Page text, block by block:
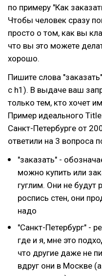
по примеру "Как
Чтобы человек сразу
просто о том, как вы
что вы это можете
хорошо.
Пишите слова
с h1). В выдаче ваш
только тем, кто хочет
Пример идеального
Санкт-Петербурге от
ответили на 3 вопроса
"заказать" -
можно купить или
гуглим. Они не будут
роспись стен, они
надо
"Санкт-Петербург" -
где и я, мне это
что другие даже не
вдруг они в Москве